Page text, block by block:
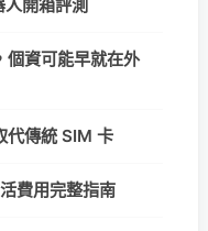
開箱評測
個資可能早就在外
代傳統 SIM 卡
費用完整指南